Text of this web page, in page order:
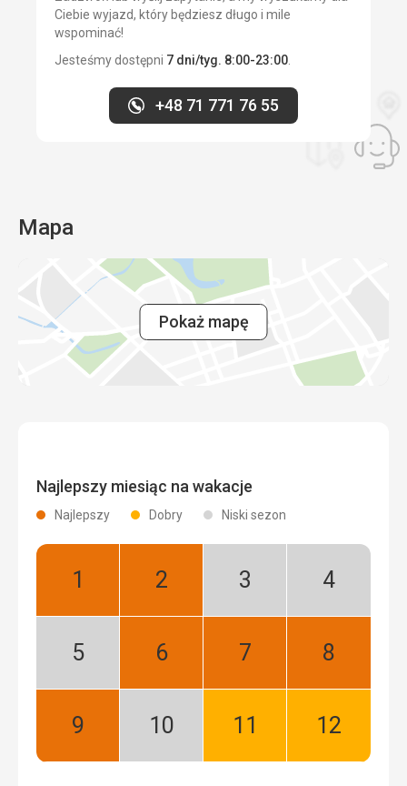
Ciebie wyjazd, który będziesz długo i mile
wspominać!
Jesteśmy dostępni 7 dni/tyg. 8:00-23:00
+48 71 771 76 55
Mapa
Pokaż mapę
Najlepszy miesiąc na wakacje
Najlepszy Dobry Niski sezon
Styczeń:
Luty:
Marzec:
Kwiecień:
Maj:
Czerwiec:
Lipiec:
Sierpień:
Wrzesień:
Październik:
Listopad:
Grudzień: